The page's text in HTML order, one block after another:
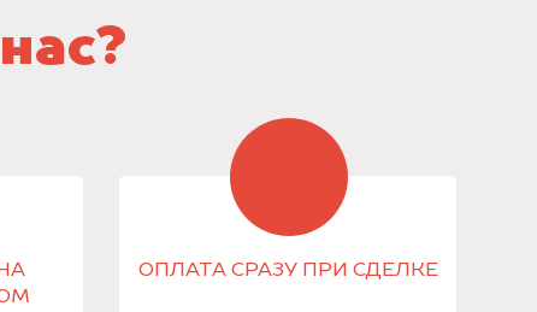
ОПЛАТА СРАЗУ ПРИ СДЕЛКЕ